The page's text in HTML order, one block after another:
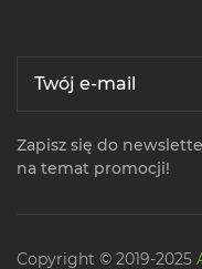
Zapisz się do
na temat promocji!
Copyright © 2019-2025